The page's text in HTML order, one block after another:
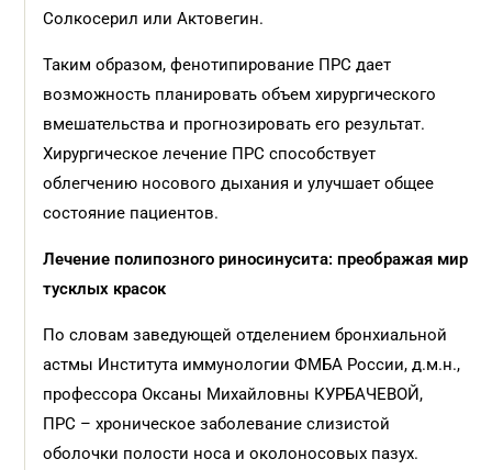
Солкосерил или Актовегин.
Таким образом, фенотипирование ПРС дает
возможность планировать объем хирургического
вмешательства и прогнозировать его результат.
Хирургическое лечение ПРС способствует
облегчению носового дыхания и улучшает общее
состояние пациентов.
Лечение полипозного риносинусита: преображая мир
тусклых красок
По словам заведующей отделением бронхиальной
астмы Института иммунологии ФМБА России, д.м.н.,
профессора Оксаны Михайловны КУРБАЧЕВОЙ,
ПРС – хроническое заболевание слизистой
оболочки полости носа и околоносовых пазух.